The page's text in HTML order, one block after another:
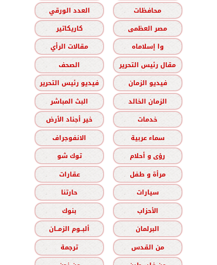
محافظات
العدد الورقي
مصر العظمى
كاريكاتير
وا إسلاماه
مقالات الرأي
مقال رئيس التحرير
الصحف
فيديو الزمان
فيديو رئيس التحرير
الزمان الخالد
البث المباشر
خدمات
خير أجناد الأرض
سماء عربية
الانفوجراف
رؤى و أحلام
توك شو
مرأة و طفل
عقارات
سيارات
حارتنا
الأحزاب
بنوك
البرلمان
ألبــوم الزمــان
من القدس
ترجمة